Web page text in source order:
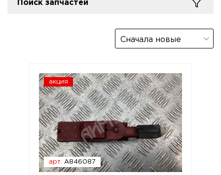
Поиск запчастей
Сначала новые
акция
арт. A846087